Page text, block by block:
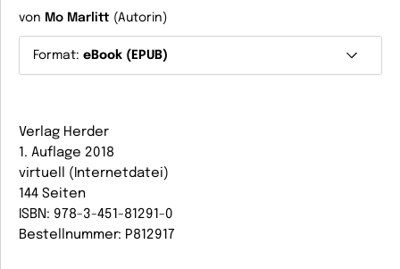
von Mo Marlitt (Autorin)
Format: eBook (EPUB)
Verlag Herder
1. Auflage 2018
virtuell (Internetdatei)
144 Seiten
ISBN: 978-3-451-81291-0
Bestellnummer: P812917